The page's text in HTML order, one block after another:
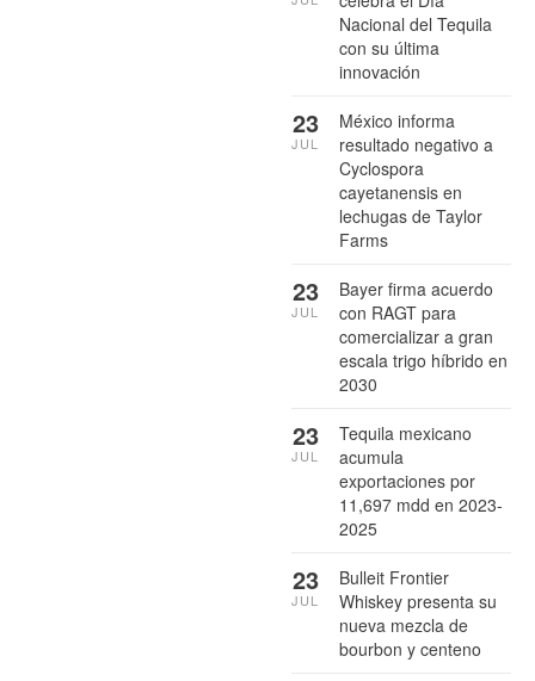
Nacional del Tequila
con su última
innovación
México informa
resultado negativo a
Cyclospora
cayetanensis en
lechugas de Taylor
Farms
23
JUL
Bayer firma acuerdo
con RAGT para
comercializar a gran
escala trigo híbrido en
2030
23
JUL
Tequila mexicano
acumula
exportaciones por
11,697 mdd en 2023-
2025
23
JUL
Bulleit Frontier
Whiskey presenta su
nueva mezcla de
bourbon y centeno
23
JUL